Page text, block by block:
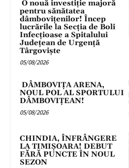
O nouă investiție majoră
pentru sănătatea
dâmbovițenilor! Încep
lucrările la Secția de Boli
Infecțioase a Spitalului
Județean de Urgență
Târgoviște
05/08/2026
DÂMBOVIȚA ARENA,
NOUL POL AL SPORTULUI
DÂMBOVIȚEAN!
05/08/2026
CHINDIA, ÎNFRÂNGERE
LA TIMIȘOARA! DEBUT
FĂRĂ PUNCTE ÎN NOUL
SEZON